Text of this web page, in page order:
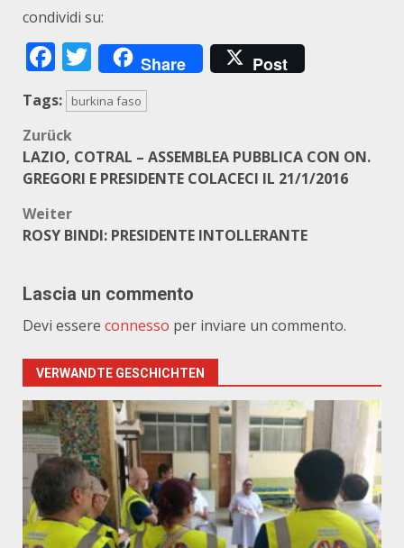
condividi su:
Facebook
Twitter
Share Post
Tags: burkina faso
Beitragsnavigation
Zurück
LAZIO, COTRAL – ASSEMBLEA PUBBLICA CON ON.
GREGORI E PRESIDENTE COLACECI IL 21/1/2016
Weiter
ROSY BINDI: PRESIDENTE INTOLLERANTE
Lascia un commento
Devi essere connesso per inviare un commento.
VERWANDTE GESCHICHTEN